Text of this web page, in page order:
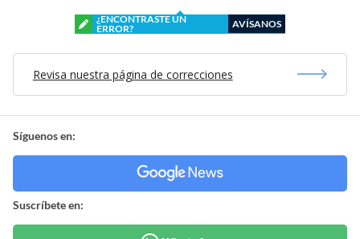
¿ENCONTRASTE UN
ERROR?
AVÍSANOS
Revisa nuestra página de correcciones
Síguenos en:
Suscríbete en: